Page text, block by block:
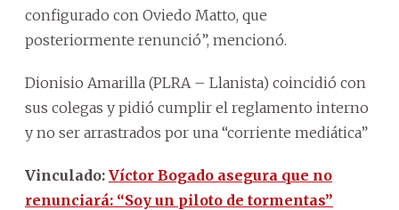
configurado con Oviedo Matto, que
posteriormente renunció”, mencionó.
Dionisio Amarilla (PLRA – Llanista) coincidió con
sus colegas y pidió cumplir el reglamento interno
y no ser arrastrados por una “corriente mediática”
Vinculado: Víctor Bogado asegura que no
renunciará: “Soy un piloto de tormentas”